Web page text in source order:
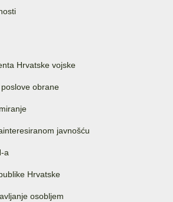
Hrvatske vojske
obrane
javnošću
a
Hrvatske
osobljem